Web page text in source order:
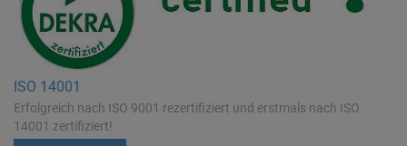
ISO 14001
Erfolgreich nach ISO 9001 rezertifiziert und erstmals nach ISO
14001 zertifiziert!